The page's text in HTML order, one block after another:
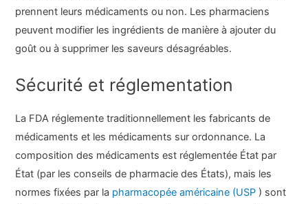
prennent leurs médicaments ou non. Les pharmaciens
peuvent modifier les ingrédients de manière à ajouter du
goût ou à supprimer les saveurs désagréables.
Sécurité et réglementation
La FDA réglemente traditionnellement les fabricants de
médicaments et les médicaments sur ordonnance. La
composition des médicaments est réglementée État par
État (par les conseils de pharmacie des États), mais les
normes fixées par la pharmacopée américaine (USP ) sont